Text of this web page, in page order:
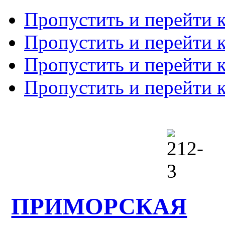
Пропустить и перейти
Пропустить и перейти
Пропустить и перейти
Пропустить и перейти
ПРИМОРСКАЯ